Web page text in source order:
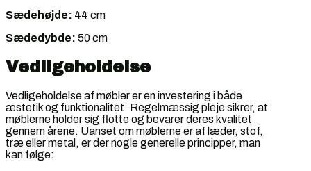
Sædehøjde: 44 cm
Sædedybde: 50 cm
Vedligeholdelse
Vedligeholdelse af møbler er en investering i både
æstetik og funktionalitet. Regelmæssig pleje sikrer, at
møblerne holder sig flotte og bevarer deres kvalitet
gennem årene. Uanset om møblerne er af læder, stof,
træ eller metal, er der nogle generelle principper, man
kan følge: